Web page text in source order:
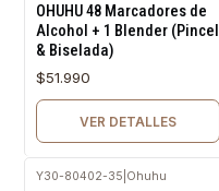
OHUHU 48 Marcadores de
Alcohol + 1 Blender (Pincel
& Biselada)
$51.990
VER DETALLES
Y30-80402-35 Ohuhu